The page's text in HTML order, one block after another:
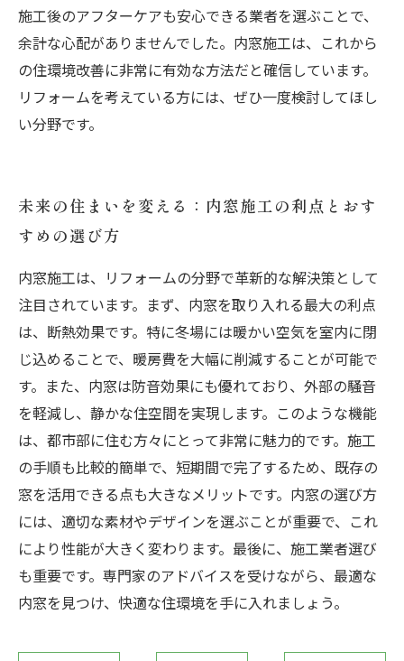
施工後のアフターケアも安心できる業者を選ぶことで、
余計な心配がありませんでした。内窓施工は、これから
の住環境改善に非常に有効な方法だと確信しています。
リフォームを考えている方には、ぜひ一度検討してほし
い分野です。
未来の住まいを変える：内窓施工の利点とおす
すめの選び方
内窓施工は、リフォームの分野で革新的な解決策として
注目されています。まず、内窓を取り入れる最大の利点
は、断熱効果です。特に冬場には暖かい空気を室内に閉
じ込めることで、暖房費を大幅に削減することが可能で
す。また、内窓は防音効果にも優れており、外部の騒音
を軽減し、静かな住空間を実現します。このような機能
は、都市部に住む方々にとって非常に魅力的です。施工
の手順も比較的簡単で、短期間で完了するため、既存の
窓を活用できる点も大きなメリットです。内窓の選び方
には、適切な素材やデザインを選ぶことが重要で、これ
により性能が大きく変わります。最後に、施工業者選び
も重要です。専門家のアドバイスを受けながら、最適な
内窓を見つけ、快適な住環境を手に入れましょう。